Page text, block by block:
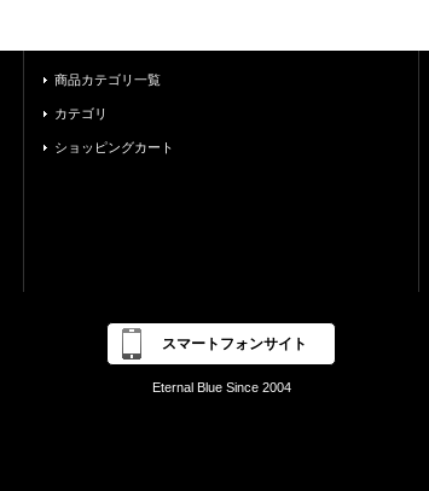
商品カテゴリ一覧
カテゴリ
ショッピングカート
スマートフォンサイト
Eternal Blue Since 2004